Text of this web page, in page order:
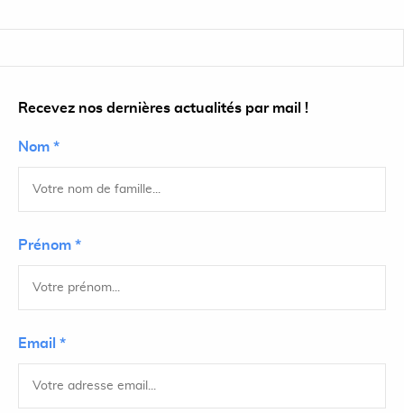
Recevez nos dernières actualités par mail !
Nom *
Prénom *
Email *